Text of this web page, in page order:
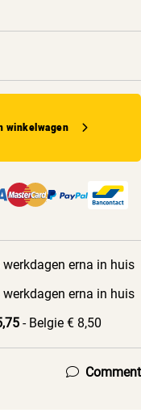
winkelwagen
erna in huis
erna in huis
- Belgie € 8,50
Comment